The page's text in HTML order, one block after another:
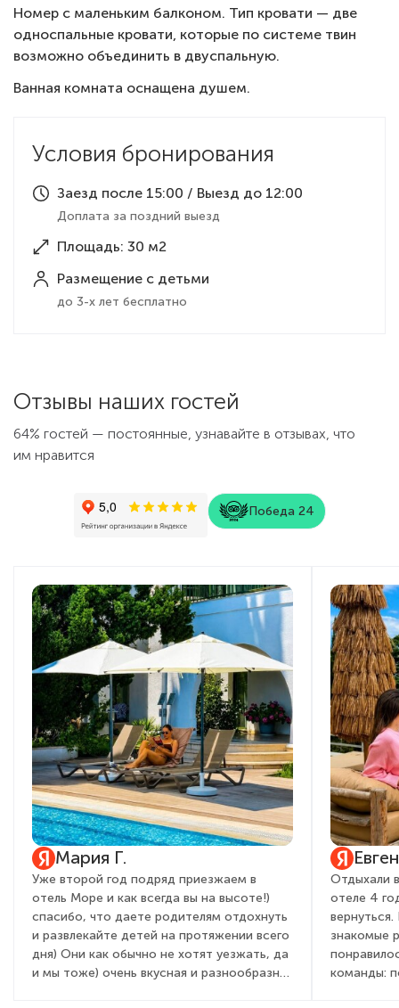
Номер с маленьким балконом. Тип кровати — две
односпальные кровати, которые по системе твин
возможно объединить в двуспальную.
Ванная комната оснащена душем.
Условия бронирования
Заезд после 15:00 / Выезд до 12:00
Доплата за поздний выезд
Площадь: 30 м2
Размещение с детьми
до 3-х лет бесплатно
Отзывы наших гостей
64% гостей — постоянные, узнавайте в отзывах, что
им нравится
Победа 24
Мария Г.
Уже второй год подряд приезжаем в
отель Море и как всегда вы на высоте!)
спасибо, что даете родителям отдохнуть
и развлекайте детей на протяжении всего
дня) Они как обычно не хотят уезжать, да
и мы тоже) очень вкусная и разнообразная
Отдыхали
отеле 4
знакомые
команды: